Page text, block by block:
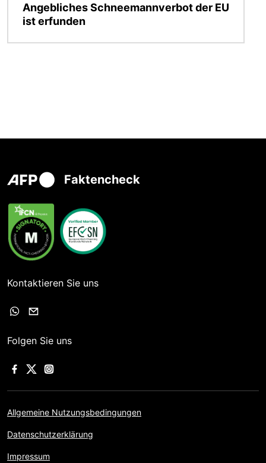
Angebliches Schneemannverbot der EU
ist erfunden
Faktencheck
Kontaktieren Sie uns
Folgen Sie uns
Allgemeine Nutzungsbedingungen
Datenschutzerklärung
Impressum